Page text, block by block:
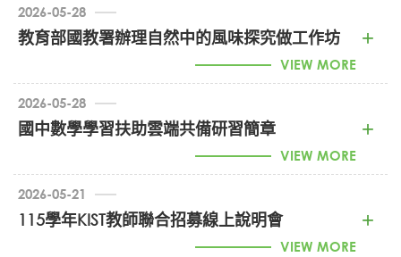
1150011081_東亞教師國際教育論壇 (PDF)
2026-05-28
教育部國教署辦理自然中的風味探究做工作坊
VIEW MORE
1150011033_自然中的風味探究做工作坊 (PDF)
2026-05-28
國中數學學習扶助雲端共備研習簡章
VIEW MORE
1150010752_國中數學學習扶助雲端共備研習簡章
(PDF)
2026-05-21
115學年KIST教師聯合招募線上說明會
VIEW MORE